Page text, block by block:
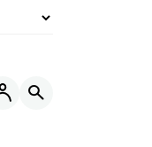
OtwórzOtwórz